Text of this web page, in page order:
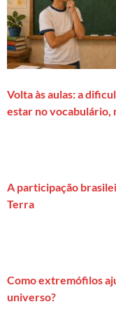
Volta às aulas: a
estar no vocabulário,
A participação
Terra
Como extremófilos
universo?